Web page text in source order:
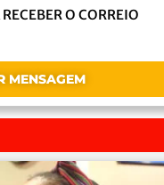
O CORREIO
MENSAGEM